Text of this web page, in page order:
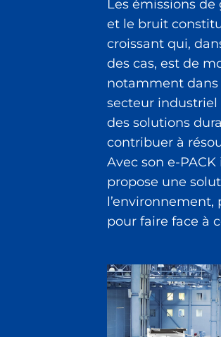
Les émissions de
et le bruit
croissant qui,
des cas, est de
notamment dans
secteur industriel
des solutions
contribuer à
Avec son e-
propose une
pour faire face à